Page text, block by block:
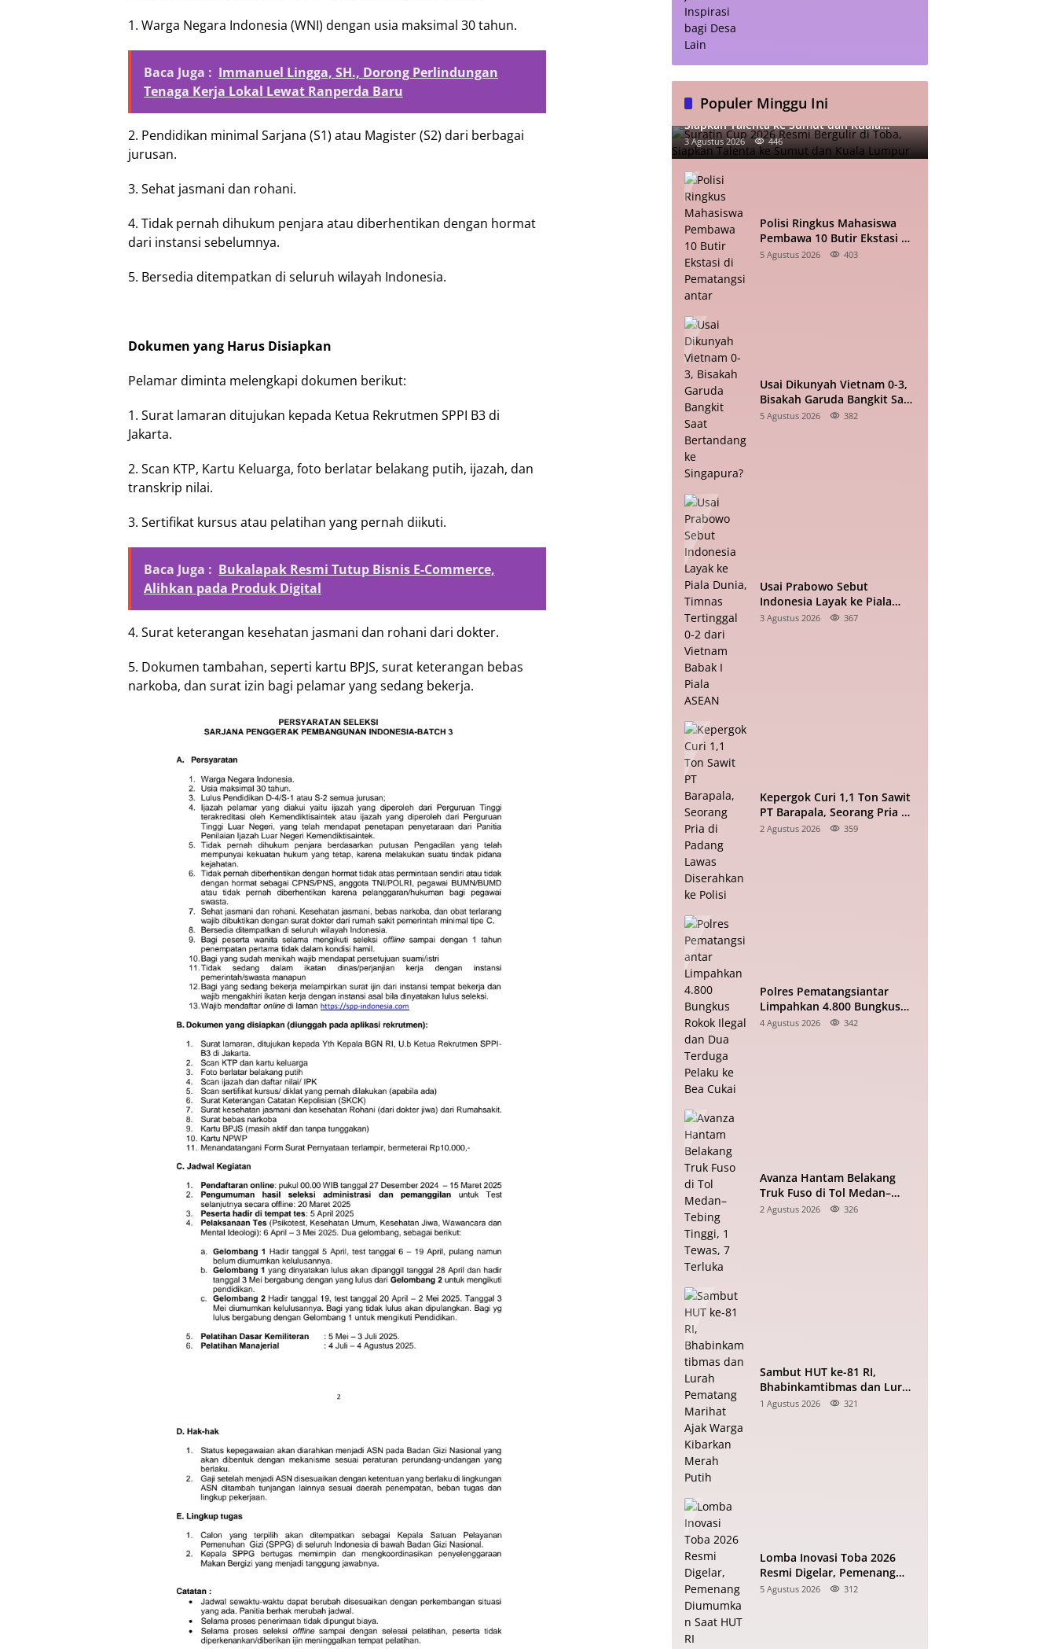
1. Warga Negara Indonesia (WNI) dengan usia maksimal 30 tahun.
Baca Juga : Immanuel Lingga, SH., Dorong Perlindungan
Tenaga Kerja Lokal Lewat Ranperda Baru
2. Pendidikan minimal Sarjana (S1) atau Magister (S2) dari berbagai
jurusan.
3. Sehat jasmani dan rohani.
4. Tidak pernah dihukum penjara atau diberhentikan dengan hormat
dari instansi sebelumnya.
5. Bersedia ditempatkan di seluruh wilayah Indonesia.
Dokumen yang Harus Disiapkan
Pelamar diminta melengkapi dokumen berikut:
1. Surat lamaran ditujukan kepada Ketua Rekrutmen SPPI B3 di
Jakarta.
2. Scan KTP, Kartu Keluarga, foto berlatar belakang putih, ijazah, dan
transkrip nilai.
3. Sertifikat kursus atau pelatihan yang pernah diikuti.
Baca Juga : Bukalapak Resmi Tutup Bisnis E-Commerce,
Alihkan pada Produk Digital
4. Surat keterangan kesehatan jasmani dan rohani dari dokter.
5. Dokumen tambahan, seperti kartu BPJS, surat keterangan bebas
narkoba, dan surat izin bagi pelamar yang sedang bekerja.
Populer Minggu Ini
Suratin Cup 2026 Resmi Bergulir di Toba,
Siapkan Talenta ke Sumut dan Kuala
Lumpur
3 Agustus 2026 446
Polisi Ringkus Mahasiswa
Pembawa 10 Butir Ekstasi di
Pematangsiantar
5 Agustus 2026 403
Usai Dikunyah Vietnam 0-3,
Bisakah Garuda Bangkit Saat
Bertandang ke Singapura?
5 Agustus 2026 382
Usai Prabowo Sebut
Indonesia Layak ke Piala
Dunia, Timnas Tertinggal 0-2
3 Agustus 2026 367
Kepergok Curi 1,1 Ton Sawit
PT Barapala, Seorang Pria di
Padang Lawas Diserahkan ke
2 Agustus 2026 359
Polres Pematangsiantar
Limpahkan 4.800 Bungkus
Rokok Ilegal dan Dua
4 Agustus 2026 342
Avanza Hantam Belakang
Truk Fuso di Tol Medan–
Tebing Tinggi, 1 Tewas, 7
2 Agustus 2026 326
Sambut HUT ke-81 RI,
Bhabinkamtibmas dan Lurah
Pematang Marihat Ajak
1 Agustus 2026 321
Lomba Inovasi Toba 2026
Resmi Digelar, Pemenang
Diumumkan Saat HUT RI
5 Agustus 2026 312